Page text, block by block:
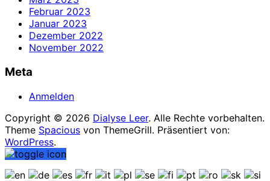
Februar 2023
Januar 2023
Dezember 2022
November 2022
Meta
Anmelden
Copyright © 2026 Dialyse Leer. Alle Rechte vorbehalten.
Theme Spacious von ThemeGrill. Präsentiert von:
WordPress.